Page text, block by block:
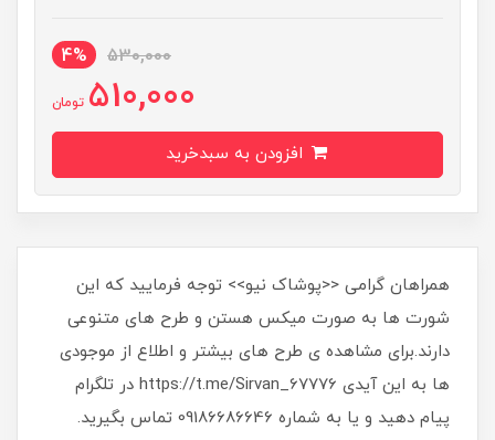
530,000
4%
510,000 تومان
همراهان گرامی <<پوشاک نیو>> توجه فرمایید که این
شورت ها به صورت میکس هستن و طرح های متنوعی
دارند.برای مشاهده ی طرح های بیشتر و اطلاع از موجودی
ها به این آیدی https://t.me/Sirvan_67776 در تلگرام
پیام دهید و یا به شماره 09186686646 تماس بگیرید.